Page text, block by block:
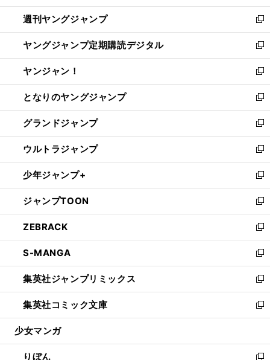
開
く
ウ
で
開
く
ン
ド
ウ
で
開
く
ウ
ィ
ン
ド
ウ
で
開
く
週刊ヤングジャンプ
新
し
い
ウ
ィ
ン
ド
ウ
で
開
く
ヤングジャンプ定期購読デジタル
新
し
い
ウ
ィ
ン
ド
ウ
で
開
く
ヤンジャン！
新
し
い
ウ
ィ
ン
ド
ウ
で
開
く
となりのヤングジャンプ
新
し
い
ウ
ィ
ン
ド
ウ
で
開
く
グランドジャンプ
新
し
い
ウ
ィ
ン
ド
ウ
で
開
く
ウルトラジャンプ
新
し
い
ウ
ィ
ン
ド
ウ
で
開
く
少年ジャンプ+
新
し
い
ウ
ィ
ン
ド
ウ
で
開
く
ジャンプTOON
新
し
い
ウ
ィ
ン
ド
ウ
で
開
ZEBRACK
新
し
い
ウ
ィ
ン
ド
ウ
開
く
S-MANGA
新
し
い
ウ
ィ
ン
ウ
で
集英社ジャンプリミックス
新
し
い
ウ
ン
ド
集英社コミック文庫
新
し
ウ
少女マンガ
りぼん